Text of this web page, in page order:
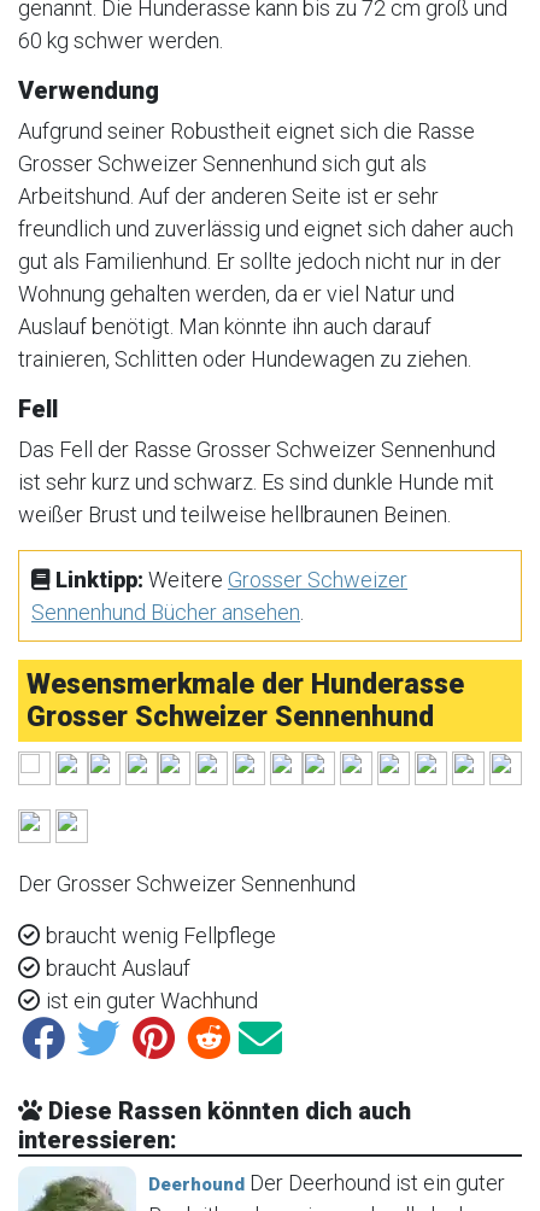
genannt. Die Hunderasse kann bis zu 72 cm groß und
60 kg schwer werden.
Verwendung
Aufgrund seiner Robustheit eignet sich die Rasse
Grosser Schweizer Sennenhund sich gut als
Arbeitshund. Auf der anderen Seite ist er sehr
freundlich und zuverlässig und eignet sich daher auch
gut als Familienhund. Er sollte jedoch nicht nur in der
Wohnung gehalten werden, da er viel Natur und
Auslauf benötigt. Man könnte ihn auch darauf
trainieren, Schlitten oder Hundewagen zu ziehen.
Fell
Das Fell der Rasse Grosser Schweizer Sennenhund
ist sehr kurz und schwarz. Es sind dunkle Hunde mit
weißer Brust und teilweise hellbraunen Beinen.
Linktipp: Weitere Grosser Schweizer
Sennenhund Bücher ansehen
Wesensmerkmale der Hunderasse
Grosser Schweizer Sennenhund
Der Grosser Schweizer Sennenhund
braucht wenig Fellpflege
braucht Auslauf
ist ein guter Wachhund
Diese Rassen könnten dich auch
interessieren:
Deerhound Der Deerhound ist ein guter